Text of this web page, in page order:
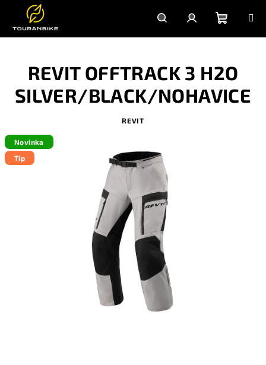
obsah
košík
REVIT OFFTRACK 3 H2O
SILVER/BLACK/NOHAVICE
REVIT
Novinka
Tip